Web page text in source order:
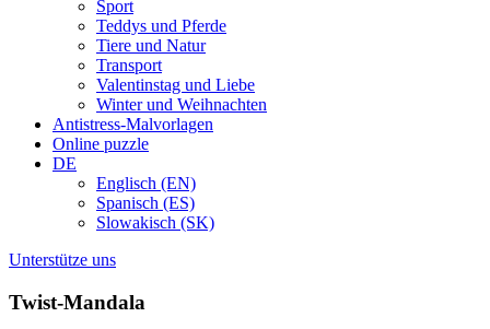
Sport
Teddys und Pferde
Tiere und Natur
Transport
Valentinstag und Liebe
Winter und Weihnachten
Antistress-Malvorlagen
Online puzzle
DE
Englisch (EN)
Spanisch (ES)
Slowakisch (SK)
Unterstütze uns
Twist-Mandala